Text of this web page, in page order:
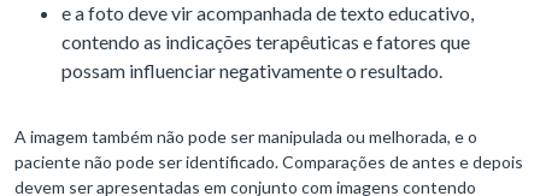
e a foto deve vir acompanhada de texto educativo,
contendo as indicações terapêuticas e fatores que
possam influenciar negativamente o resultado.
A imagem também não pode ser manipulada ou melhorada, e o
paciente não pode ser identificado. Comparações de antes e depois
devem ser apresentadas em conjunto com imagens contendo